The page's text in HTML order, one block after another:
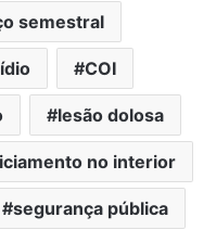
semestral
COI
lesão dolosa
no interior
segurança pública